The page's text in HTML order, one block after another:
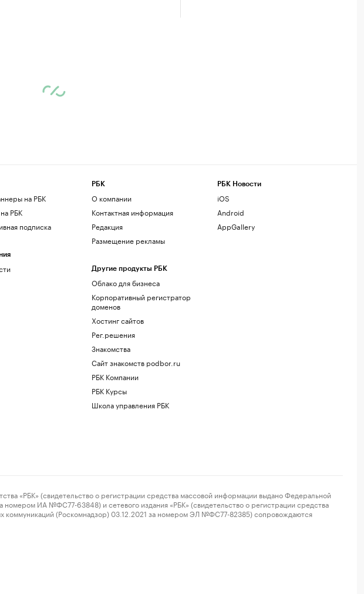
на РБК
РБК
подписка
РБК
О компании
Контактная информация
Редакция
Размещение рекламы
Другие продукты РБК
Облако для бизнеса
Корпоративный регистратор
доменов
Хостинг сайтов
Рег.решения
Знакомства
Сайт знакомств podbor.ru
РБК Компании
РБК Курсы
Школа управления РБК
РБК Новости
iOS
Android
AppGallery
(свидетельство о регистрации средства массовой информации выдано Федеральной
ИА №ФС77-63848) и сетевого издания «РБК» (свидетельство о регистрации средства
коммуникаций (Роскомнадзор) 03.12.2021 за номером ЭЛ №ФС77-82385) сопровождаются